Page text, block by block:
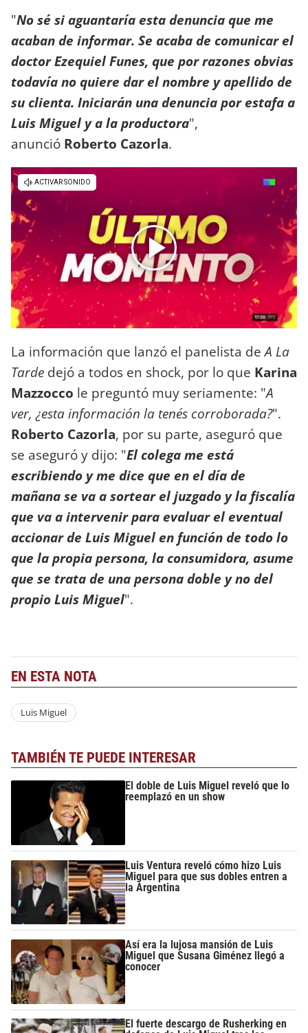
"No sé si aguantaría esta denuncia que me
acaban de informar. Se acaba de comunicar el
doctor Ezequiel Funes, que por razones obvias
todavía no quiere dar el nombre y apellido de
su clienta. Iniciarán una denuncia por estafa a
Luis Miguel y a la productora",
anunció Roberto Cazorla.
La información que lanzó el panelista deA La
Tarde dejó a todos en shock, por lo que Karina
Mazzocco le preguntó muy seriamente: "A
ver, ¿esta información la tenés corroborada?".
Roberto Cazorla, por su parte, aseguró que
se aseguró y dijo: "El colega me está
escribiendo y me dice que en el día de
mañana se va a sortear el juzgado y la fiscalía
que va a intervenir para evaluar el eventual
accionar de Luis Miguel en función de todo lo
que la propia persona, la consumidora, asume
que se trata de una persona doble y no del
propio Luis Miguel".
EN ESTA NOTA
Luis Miguel
TAMBIÉN TE PUEDE INTERESAR
El doble de Luis Miguel reveló que lo
reemplazó en un show
Luis Ventura reveló cómo hizo Luis
Miguel para que sus dobles entren a
la Argentina
Así era la lujosa mansión de Luis
Miguel que Susana Giménez llegó a
conocer
El fuerte descargo de Rusherking en